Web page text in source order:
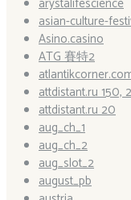
asian-culture-
Asino.casino
ATG 賽特2
attdistant.ru 150,
attdistant.ru 20
aug_ch_1
aug_ch_2
aug_slot_2
august_pb